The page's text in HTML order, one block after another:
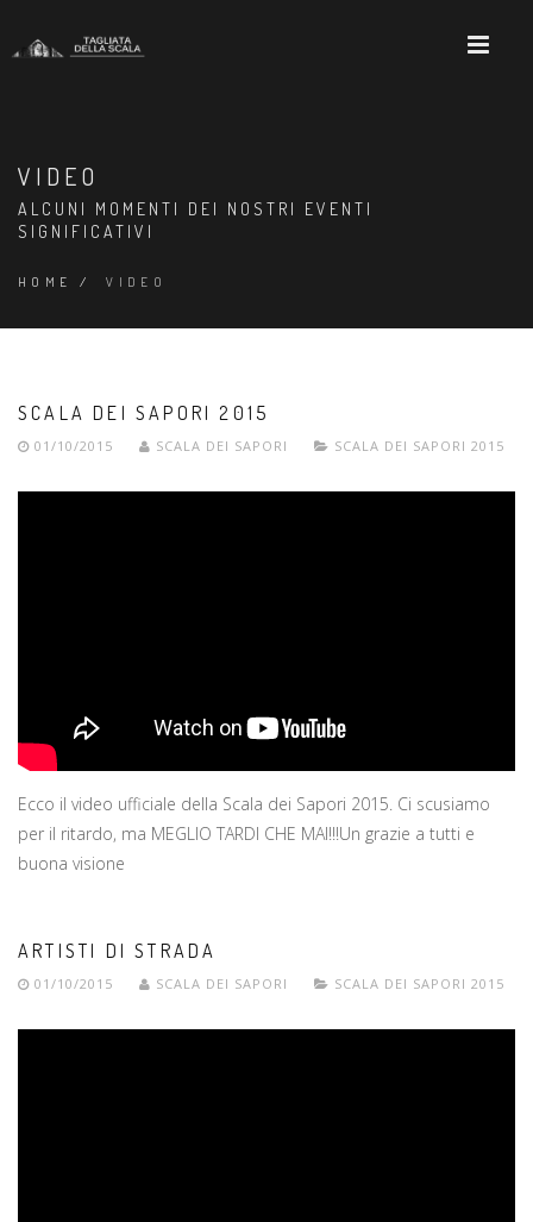
VIDEO
ALCUNI MOMENTI DEI NOSTRI EVENTI
SIGNIFICATIVI
HOME /VIDEO
SCALA DEI SAPORI 2015
01/10/2015 SCALA DEI SAPORI SCALA DEI SAPORI 2015
Ecco il video ufficiale della Scala dei Sapori 2015. Ci scusiamo
per il ritardo, ma MEGLIO TARDI CHE MAI!!!Un grazie a tutti e
buona visione
ARTISTI DI STRADA
01/10/2015 SCALA DEI SAPORI SCALA DEI SAPORI 2015